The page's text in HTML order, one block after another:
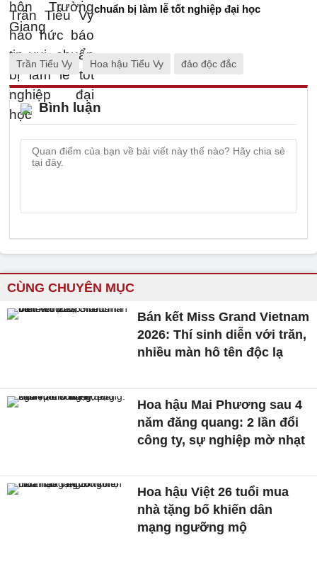
chuẩn bị làm lễ tốt nghiệp đại học
Trần Tiểu Vy Hoa hậu Tiểu Vy đảo độc đắc
Bình luận
CÙNG CHUYÊN MỤC
Bán kết Miss Grand Vietnam
2026: Thí sinh diễn với trăn,
nhiều màn hô tên độc lạ
Hoa hậu Mai Phương sau 4
năm đăng quang: 2 lần đổi
công ty, sự nghiệp mờ nhạt
Hoa hậu Việt 26 tuổi mua
nhà tặng bố khiến dân
mạng ngưỡng mộ